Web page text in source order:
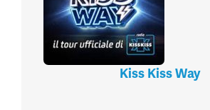
Kiss Kiss Way